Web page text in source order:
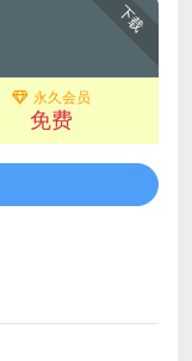
下载
永久会员
免费